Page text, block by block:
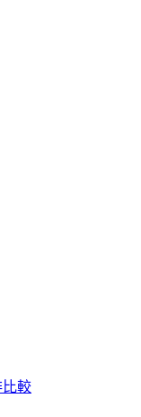
比較